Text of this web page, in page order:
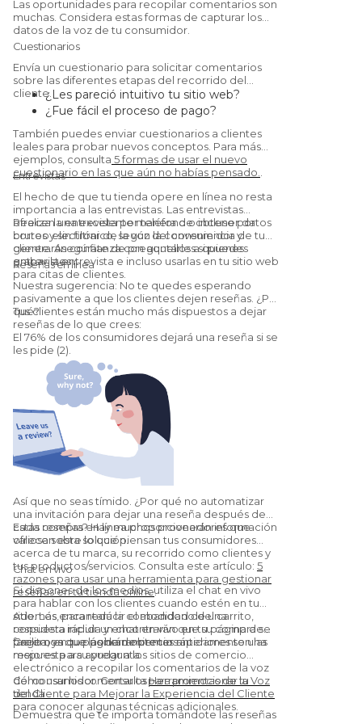
Las oportunidades para recopilar comentarios son
muchas. Considera estas formas de capturar los
datos de la voz de tu consumidor.
Cuestionarios
Envía un cuestionario para solicitar comentarios
sobre las diferentes etapas del recorrido del
cliente.¿Les pareció intuitivo tu sitio web?
¿Fue fácil el proceso de pago?
¿Quedaron satisfechos con el
producto/servicio?
¿Te recomendarían a un amigo?(Sí, esta
es unaNet Promoter Scorepregunta.)
También puedes enviar cuestionarios a clientes
leales para probar nuevos conceptos. Para más
ejemplos, consulta 5 formas de usar el nuevo
cuestionario en las que aún no habías pensado.
Entrevistas
El hecho de que tu tienda opere en línea no resta
importancia a las entrevistas. Las entrevistas
ofrecen una excelente manera de obtener datos
brutos y sin filtrar de la voz del consumidor y
generarán confianza con aquellos a quienes
entrevistes.
Realiza la entrevista por teléfono o incluso por
correo electrónico, según la conveniencia de tu
cliente. Asegúrate de preguntarles si puedes
grabar la entrevista e incluso usarlas en tu sitio web
para citas de clientes.
Reseñas en línea
Nuestra sugerencia: No te quedes esperando
pasivamente a que los clientes dejen reseñas. ¿Por
qué?
Tus clientes están mucho más dispuestos a dejar
reseñas de lo que crees:
El 76% de los consumidores dejará una reseña si se
les pide (2).
Así que no seas tímido. ¿Por qué no automatizar
una invitación para dejar una reseña después de
cada compra? Hay muchos proveedores que
ofrecen esta solución.
Estas reseñas en línea proporcionarán información
valiosa sobre lo que piensan tus consumidores
acerca de tu marca, su recorrido como clientes y
tus productos/servicios. Consulta este artículo: 5
razones para usar una herramienta para gestionar
reseñas en tu tienda online.
Chat en vivo
Si dispones de los medios, utiliza el chat en vivo
para hablar con los clientes cuando estén en tu
sitio. Les encantará la comodidad de una
respuesta rápida y encontrarán que su compra se
facilita, ya que podrán obtener rápidamente una
respuesta a su pregunta.
Además, para reducir el abandono del carrito,
considera incluir un chat en vivo en tu página de
pago o en tu página de precios.
Creemos que las herramientas anteriores son las
mejores para ayudar a los sitios de comercio
electrónico a recopilar los comentarios de la voz
del consumidor. ConsultaHerramientas de la Voz
del Cliente para Mejorar la Experiencia del Cliente
para conocer algunas técnicas adicionales.
Cómo usar los comentarios para promocionar tu
tienda
Demuestra que te importa tomándote las reseñas